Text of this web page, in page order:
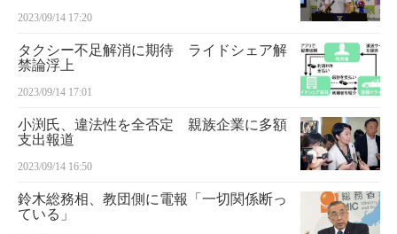
2023/09/14 17:20
タクシー不足解消に期待 ライドシェア解
禁論浮上
2023/09/14 17:01
小渕氏、違法性を全否定 親族企業に多額
支出報道
2023/09/14 16:50
鈴木総務相、教団側に電報「一切関係断っ
ている」